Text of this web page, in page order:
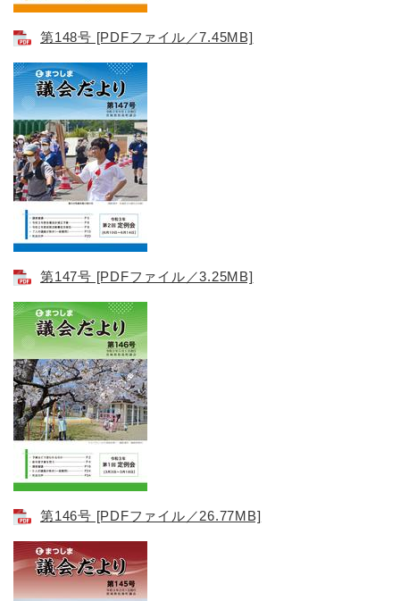
第148号​ [PDFファイル／7.45MB]
第147号 [PDFファイル／3.25MB]
第146号 [PDFファイル／26.77MB]